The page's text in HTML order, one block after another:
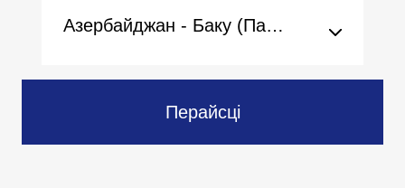
Азербайджан - Баку (Пасольства)
Перайсці